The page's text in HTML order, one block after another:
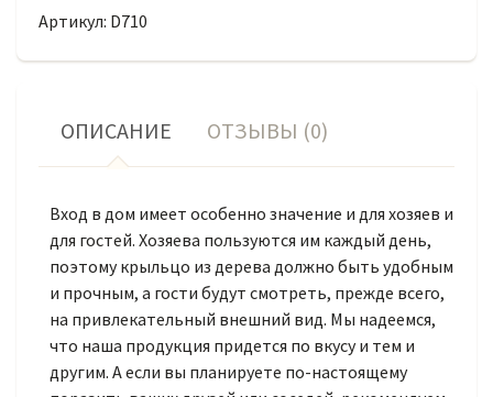
Артикул: D710
ОПИСАНИЕ ОТЗЫВЫ (0)
Вход в дом имеет особенно значение и для хозяев и
для гостей. Хозяева пользуются им каждый день,
поэтому крыльцо из дерева должно быть удобным
и прочным, а гости будут смотреть, прежде всего,
на привлекательный внешний вид. Мы надеемся,
что наша продукция придется по вкусу и тем и
другим. А если вы планируете по-настоящему